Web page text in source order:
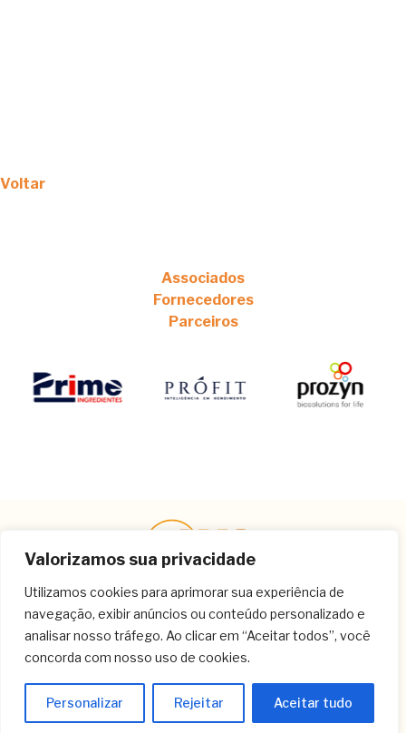
Valorizamos sua privacidade
Utilizamos cookies para aprimorar sua experiência de
navegação, exibir anúncios ou conteúdo personalizado e
analisar nosso tráfego. Ao clicar em “Aceitar todos”, você
concorda com nosso uso de cookies.
Personalizar Rejeitar Aceitar tudo
Voltar
Associados
Fornecedores
Parceiros
Contato
(11) 3259-8266